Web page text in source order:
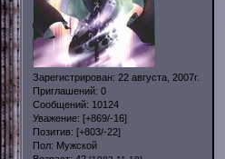
Зарегистрирован: 22 августа, 2007г.
Приглашений: 0
Сообщений: 10124
Уважение: [+869/-16]
Позитив: [+803/-22]
Пол: Мужской